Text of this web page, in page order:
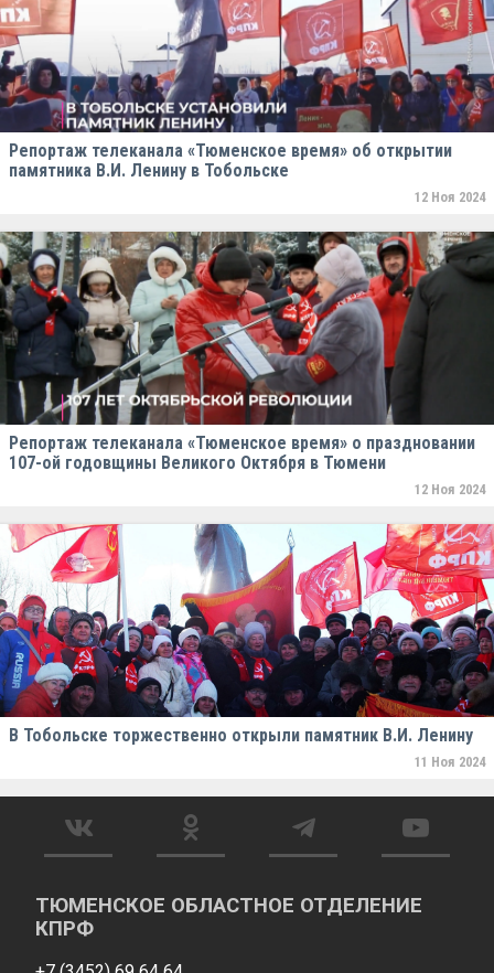
Репортаж телеканала «Тюменское время» об открытии
памятника В.И. Ленину в Тобольске
12 Ноя 2024
Репортаж телеканала «Тюменское время» о праздновании
107-ой годовщины Великого Октября в Тюмени
12 Ноя 2024
В Тобольске торжественно открыли памятник В.И. Ленину
11 Ноя 2024
ТЮМЕНСКОЕ ОБЛАСТНОЕ ОТДЕЛЕНИЕ
КПРФ